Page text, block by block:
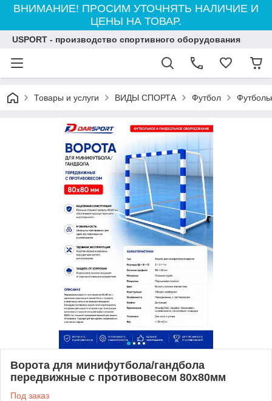
ВНИМАНИЕ! ПРОСИМ УТОЧНЯТЬ НАЛИЧИЕ И
ЦЕНЫ НА ТОВАР.
USPORT - производство спортивного оборудования
Товары и услуги ВИДЫ СПОРТА Футбол
Ворота для минифутбола/гандбола
передвижные с противовесом 80х80мм
Под заказ